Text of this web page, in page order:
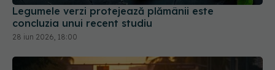
Legumele verzi protejează plămânii este
concluzia unui recent studiu
28 iun 2026, 18:00